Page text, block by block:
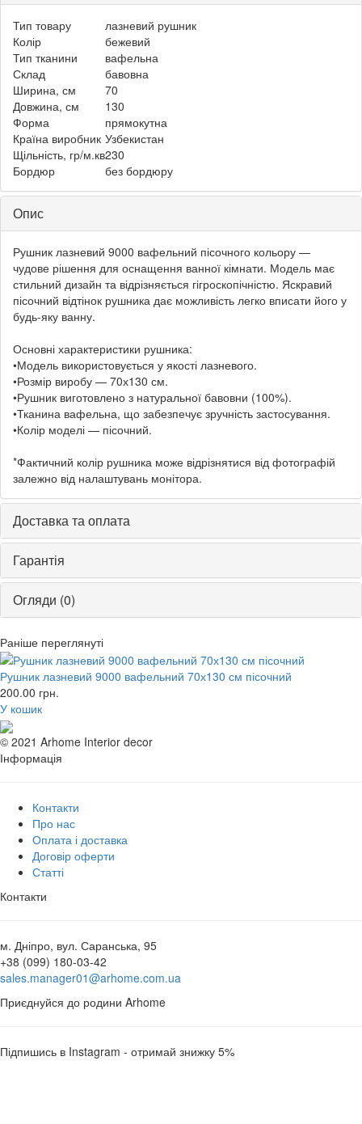
Тип товару
лазневий рушник
Колір
бежевий
Тип тканини
вафельна
Склад
бавовна
Ширина, см
70
Довжина, см
130
Форма
прямокутна
Країна виробник Узбекистан
Щільність, гр/м.кв230
Бордюр
без бордюру
Опис
Рушник лазневий 9000 вафельний пісочного кольору —
чудове рішення для оснащення ванної кімнати. Модель має
стильний дизайн та відрізняється гігроскопічністю. Яскравий
пісочний відтінок рушника дає можливість легко вписати його у
будь-яку ванну.
Основні характеристики рушника:
•Модель використовується у якості лазневого.
•Розмір виробу — 70х130 см.
•Рушник виготовлено з натуральної бавовни (100%).
•Тканина вафельна, що забезпечує зручність застосування.
•Колір моделі — пісочний.
*Фактичний колір рушника може відрізнятися від фотографій
залежно від налаштувань монітора.
Доставка та оплата
Гарантія
Огляди (0)
Раніше переглянуті
Рушник лазневий 9000 вафельний 70х130 см пісочний
200.00 грн.
У кошик
© 2021 Arhome Interior decor
Інформація
Контакти
Про нас
Оплата і доставка
Договір оферти
Статті
Контакти
м. Дніпро, вул. Саранська, 95
+38 (099) 180-03-42
sales.manager01@arhome.com.ua
Приєднуйся до родини Arhome
Підпишись в Instagram - отримай знижку 5%